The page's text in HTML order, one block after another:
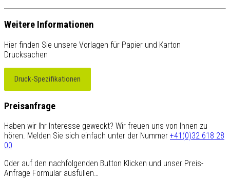
Weitere Informationen
Hier finden Sie unsere Vorlagen für Papier und Karton
Drucksachen
Druck-Spezifikationen
Preisanfrage
Haben wir Ihr Interesse geweckt? Wir freuen uns von Ihnen zu
hören. Melden Sie sich einfach unter der Nummer +41(0)32 618 28
00
Oder auf den nachfolgenden Button Klicken und unser Preis-
Anfrage Formular ausfüllen…